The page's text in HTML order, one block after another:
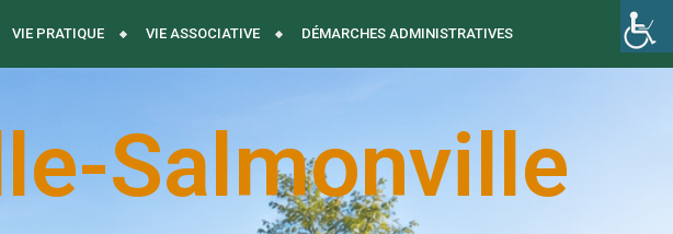
VIE PRATIQUE VIE ASSOCIATIVE DÉMARCHES ADMINISTRATIVES
Salmonville